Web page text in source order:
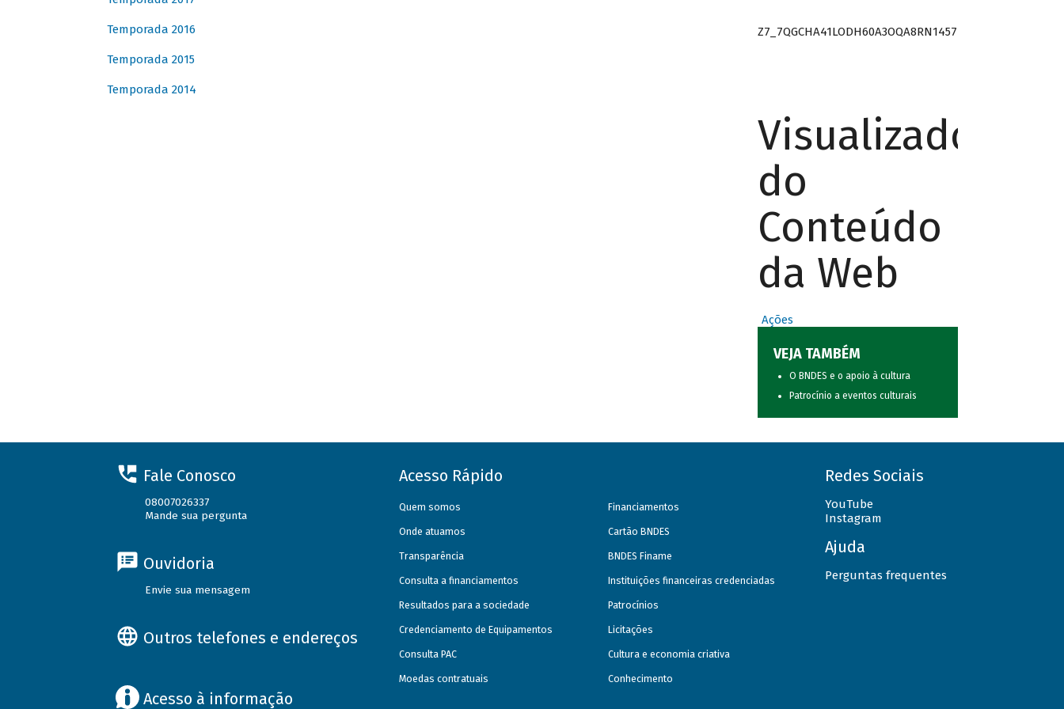
Temporada 2016
Temporada 2015
Temporada 2014
Z7_7QGCHA41LODH60A3OQA8RN1457
Visualizador
do
Conteúdo
da Web
Ações
VEJA TAMBÉM
O BNDES e o apoio à cultura
Patrocínio a eventos culturais
Fale Conosco
08007026337
Mande sua pergunta
Ouvidoria
Envie sua mensagem
Outros telefones e endereços
Acesso à informação
Acesso Rápido
Quem somos
Onde atuamos
Transparência
Consulta a financiamentos
Resultados para a sociedade
Credenciamento de Equipamentos
Consulta PAC
Moedas contratuais
Financiamentos
Cartão BNDES
BNDES Finame
Instituições financeiras credenciadas
Patrocínios
Licitações
Cultura e economia criativa
Conhecimento
Redes Sociais
YouTube
Instagram
Ajuda
Perguntas frequentes